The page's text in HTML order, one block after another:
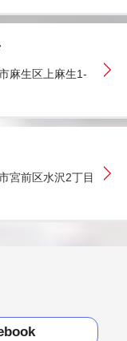
麻生区上麻生1-
前区水沢2丁目